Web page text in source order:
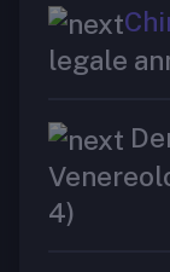
legale
4)